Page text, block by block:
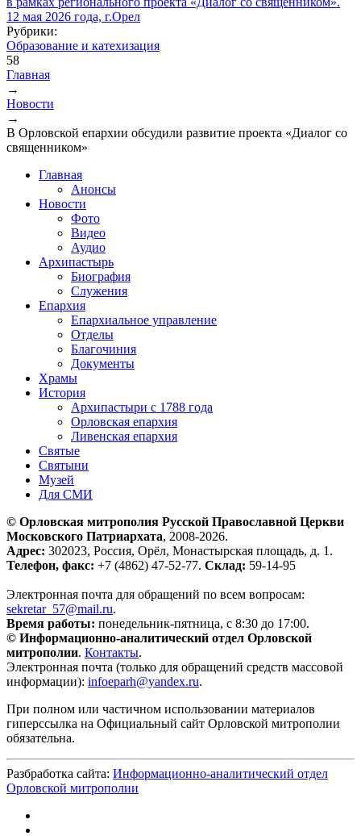
Рубрики:
Образование и катехизация
58
Вы здесь
Главная
→
Новости
→
В Орловской епархии обсудили развитие проекта «Диалог со
священником»
Главная
Анонсы
Новости
Фото
Видео
Аудио
Архипастырь
Биография
Служения
Епархия
Епархиальное управление
Отделы
Благочиния
Документы
Храмы
История
Архипастыри с 1788 года
Орловская епархия
Ливенская епархия
Святые
Святыни
Музей
Для СМИ
© Орловская митрополия Русской Православной Церкви
Московского Патриархата, 2008-2026.
Адрес: 302023, Россия, Орёл, Монастырская площадь, д. 1.
Телефон, факс: +7 (4862) 47-52-77. Склад: 59-14-95
Электронная почта для обращений по всем вопросам:
sekretar_57@mail.ru.
Время работы: понедельник-пятница, с 8:30 до 17:00.
© Информационно-аналитический отдел Орловской
митрополии. Контакты.
Электронная почта (только для обращений средств массовой
информации): infoeparh@yandex.ru.
При полном или частичном использовании материалов
гиперссылка на Официальный сайт Орловской митрополии
обязательна.
Разбработка сайта: Информационно-аналитический отдел
Орловской митрополии